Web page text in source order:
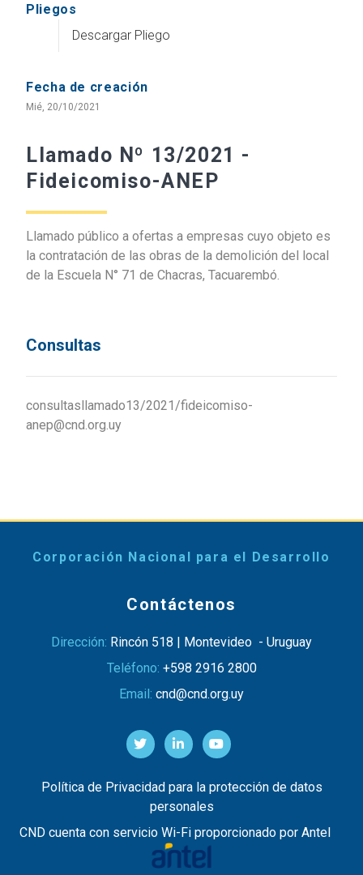
Pliegos
Descargar Pliego
Fecha de creación
Mié, 20/10/2021
Llamado Nº 13/2021 -
Fideicomiso-ANEP
Llamado público a ofertas a empresas cuyo objeto es
la contratación de las obras de la demolición del local
de la Escuela N° 71 de Chacras, Tacuarembó.
Consultas
consultasllamado13/2021/fideicomiso-
anep@cnd.org.uy
Corporación Nacional para el Desarrollo
Contáctenos
Dirección: Rincón 518 | Montevideo - Uruguay
Teléfono: +598 2916 2800
Email: cnd@cnd.org.uy
Política de Privacidad para la protección de datos
personales
CND cuenta con servicio Wi-Fi proporcionado por Antel